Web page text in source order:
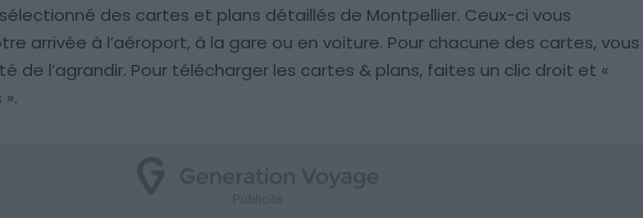
des cartes et plans détaillés de Montpellier. Ceux-ci vous
arrivée à l’aéroport, à la gare ou en voiture. Pour chacune des cartes, vous
de l’agrandir. Pour télécharger les cartes & plans, faites un clic droit et «